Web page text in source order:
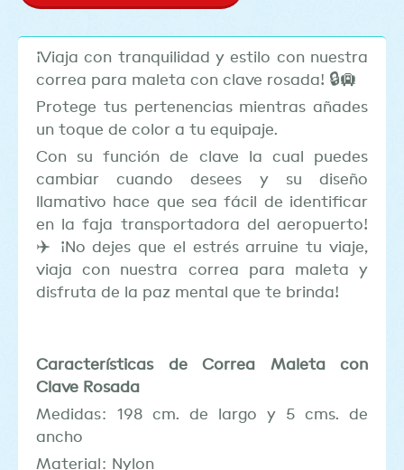
¡Viaja con tranquilidad y estilo con nuestra
correa para maleta con clave rosada! 🔒🛄
Protege tus pertenencias mientras añades
un toque de color a tu equipaje.
Con su función de clave la cual puedes
cambiar cuando desees y su diseño
llamativo hace que sea fácil de identificar
en la faja transportadora del aeropuerto!
✈️ ¡No dejes que el estrés arruine tu viaje,
viaja con nuestra correa para maleta y
disfruta de la paz mental que te brinda!
Características de Correa Maleta con
Clave Rosada
Medidas: 198 cm. de largo y 5 cms. de
ancho
Material: Nylon